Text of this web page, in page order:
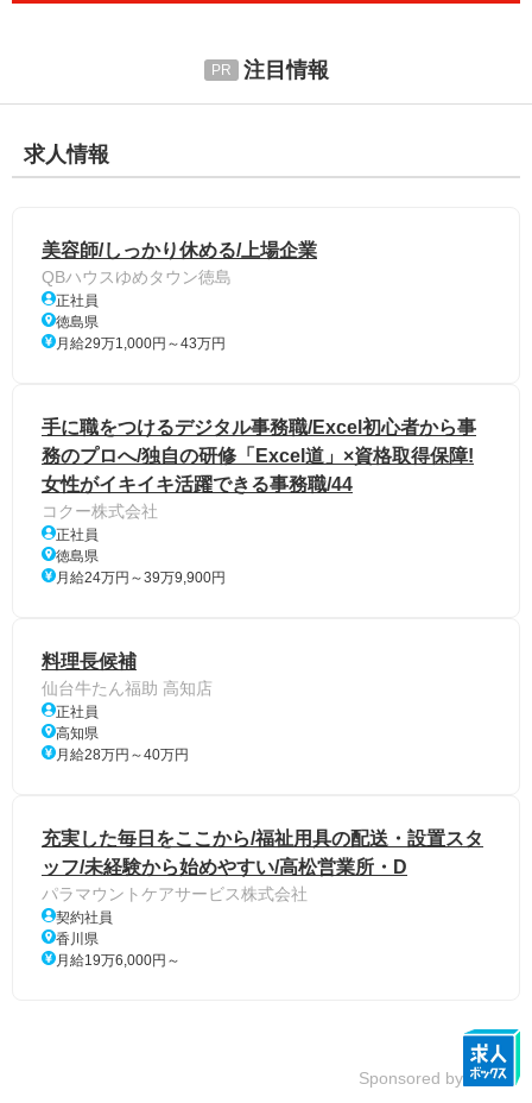
注目情報
求人情報
美容師/しっかり休める/上場企業
QBハウスゆめタウン徳島
正社員
徳島県
月給29万1,000円～43万円
手に職をつけるデジタル事務職/Excel初心者から事
務のプロへ/独自の研修「Excel道」×資格取得保障!
女性がイキイキ活躍できる事務職/44
コクー株式会社
正社員
徳島県
月給24万円～39万9,900円
料理長候補
仙台牛たん福助 高知店
正社員
高知県
月給28万円～40万円
充実した毎日をここから/福祉用具の配送・設置スタ
ッフ/未経験から始めやすい/高松営業所・D
パラマウントケアサービス株式会社
契約社員
香川県
月給19万6,000円～
Sponsored by